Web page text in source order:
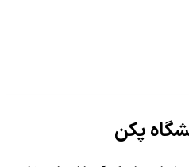
پکن